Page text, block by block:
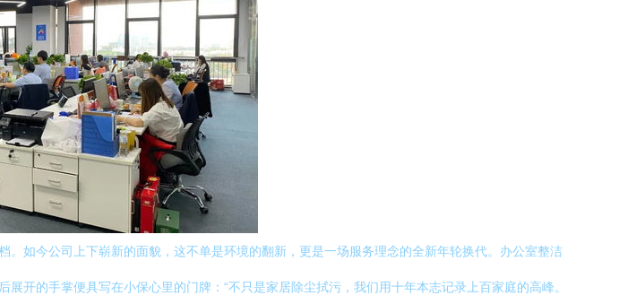
如今公司上下崭新的面貌，这不单是环境的翻新，更是一场服务理念的全新年轮换代。办公室整洁
开的手掌便具写在小保心里的门牌：“不只是家居除尘拭污，我们用十年本志记录上百家庭的高峰。